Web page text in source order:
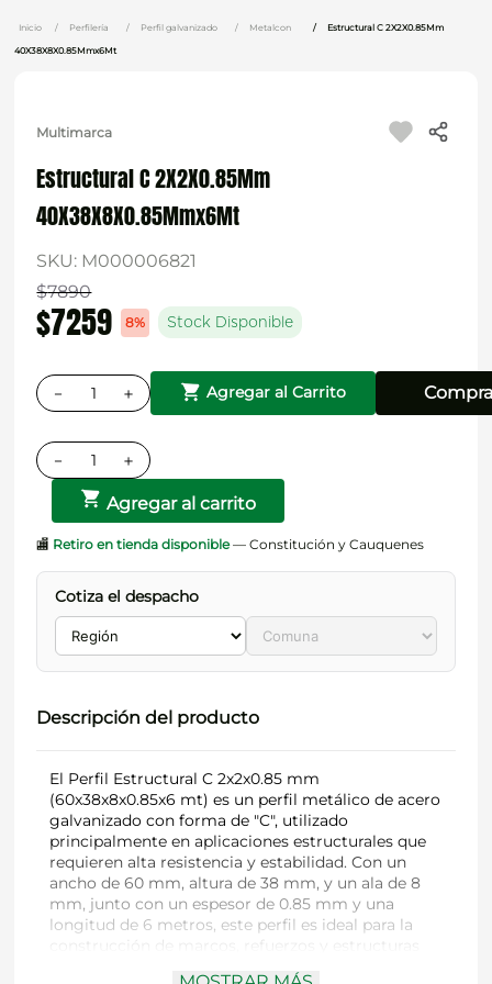
Perfilería Perfil galvanizado Metalcon Estructural C 2X2X0.85Mm
40X38X8X0.85Mmx6Mt
Multimarca
Estructural C 2X2X0.85Mm
40X38X8X0.85Mmx6Mt
SKU: M000006821
$7890
$7259 8% Stock Disponible
＋
－ Agregar al Carrito
＋
－
Agregar al carrito
🏬 Retiro en tienda disponible— Constitución y Cauquenes
Cotiza el despacho
Descripción del producto
El Perfil Estructural C 2x2x0.85 mm
(60x38x8x0.85x6 mt) es un perfil metálico de acero
galvanizado con forma de "C", utilizado
principalmente en aplicaciones estructurales que
requieren alta resistencia y estabilidad. Con un
ancho de 60 mm, altura de 38 mm, y un ala de 8
mm, junto con un espesor de 0.85 mm y una
longitud de 6 metros, este perfil es ideal para la
construcción de marcos, refuerzos y estructuras